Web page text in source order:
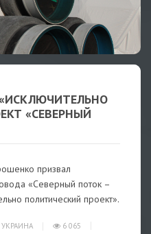
«СЕВЕРНЫЙ
призвал
«Северный поток –
политический проект».
УКРАИНА 6 065